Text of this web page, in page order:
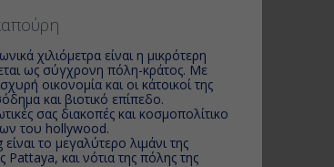
χιλιόμετρα είναι η μικρότερη
ως σύγχρονη πόλη-κράτος. Με
οικονομία και οι κάτοικοί της
και βιοτικό επίπεδο.
διακοπές και κοσμοπολίτικο
του hollywood.
το μεγαλύτερο λιμάνι της
Pattaya, και νότια της πόλης της